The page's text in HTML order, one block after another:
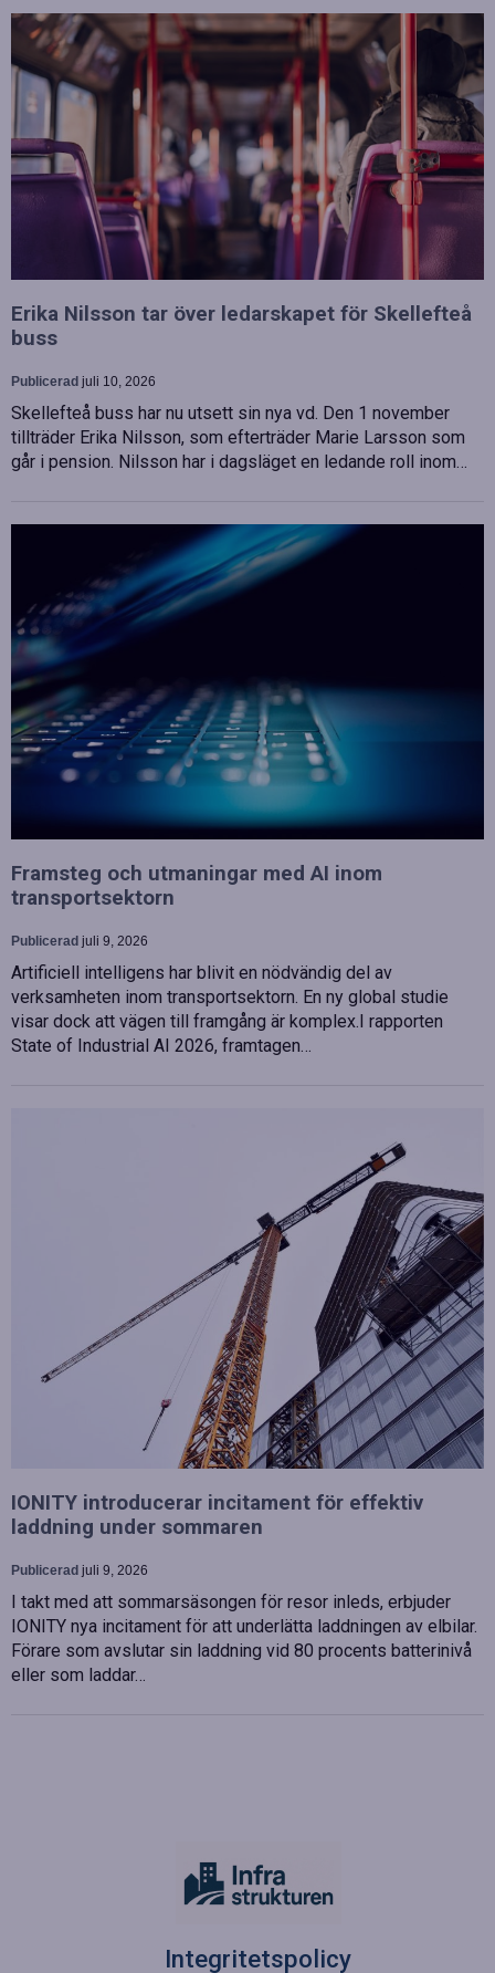
Erika Nilsson tar över ledarskapet för Skellefteå
buss
Publicerad juli 10, 2026
Skellefteå buss har nu utsett sin nya vd. Den 1 november
tillträder Erika Nilsson, som efterträder Marie Larsson som
går i pension. Nilsson har i dagsläget en ledande roll inom…
Framsteg och utmaningar med AI inom
transportsektorn
Publicerad juli 9, 2026
Artificiell intelligens har blivit en nödvändig del av
verksamheten inom transportsektorn. En ny global studie
visar dock att vägen till framgång är komplex.I rapporten
State of Industrial AI 2026, framtagen…
IONITY introducerar incitament för effektiv
laddning under sommaren
Publicerad juli 9, 2026
I takt med att sommarsäsongen för resor inleds, erbjuder
IONITY nya incitament för att underlätta laddningen av elbilar.
Förare som avslutar sin laddning vid 80 procents batterinivå
eller som laddar…
Integritetspolicy